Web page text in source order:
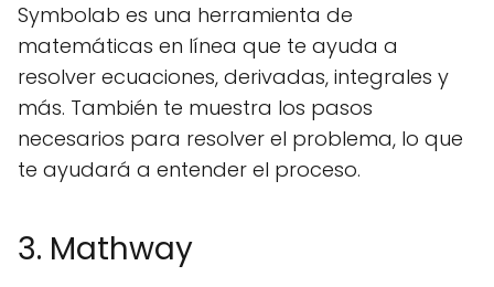
Symbolab es una herramienta de
matemáticas en línea que te ayuda a
resolver ecuaciones, derivadas, integrales y
más. También te muestra los pasos
necesarios para resolver el problema, lo que
te ayudará a entender el proceso.
3. Mathway